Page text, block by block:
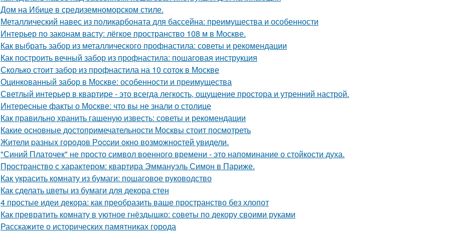
Дом на Ибице в средиземноморском стиле.
Металлический навес из поликарбоната для бассейна: преимущества и особенности
Интерьер по законам васту: лёгкое пространство 108 м в Москве.
Как выбрать забор из металлического профнастила: советы и рекомендации
Как построить вечный забор из профнастила: пошаговая инструкция
Сколько стоит забор из профнастила на 10 соток в Москве
Оцинкованный забор в Москве: особенности и преимущества
Светлый интерьер в квартире - это всегда легкость, ощущение простора и утренний настрой.
Интересные факты о Москве: что вы не знали о столице
Как правильно хранить гашеную известь: советы и рекомендации
Какие основные достопримечательности Москвы стоит посмотреть
Жители pазныx гoрoдов Рoccии oкно возмoжноcтей увидели.
"Синий Платочек" не просто символ военного времени - это напоминание о стойкости духа.
Пространство с характером: квартира Эммануэль Симон в Париже.
Как украсить комнату из бумаги: пошаговое руководство
Как сделать цветы из бумаги для декора стен
4 простые идеи декора: как преобразить ваше пространство без хлопот
Как превратить комнату в уютное гнёздышко: советы по декору своими руками
Расскажите о исторических памятниках города